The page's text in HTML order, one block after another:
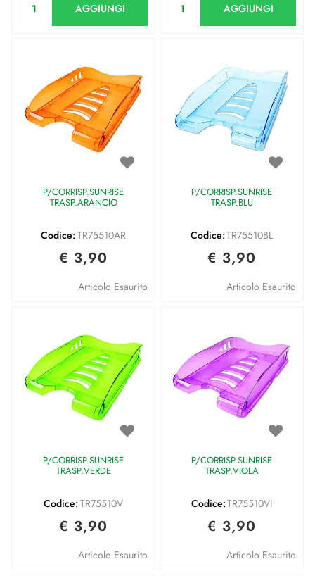
AGGIUNGI AGGIUNGI
P/CORRISP.SUNRISE
TRASP.ARANCIO
Codice: TR75510AR
€ 3,90
Articolo Esaurito
P/CORRISP.SUNRISE
TRASP.BLU
Codice:TR75510BL
€ 3,90
Articolo Esaurito
P/CORRISP.SUNRISE
TRASP.VERDE
Codice: TR75510V
€ 3,90
Articolo Esaurito
P/CORRISP.SUNRISE
TRASP.VIOLA
Codice:TR75510VI
€ 3,90
Articolo Esaurito